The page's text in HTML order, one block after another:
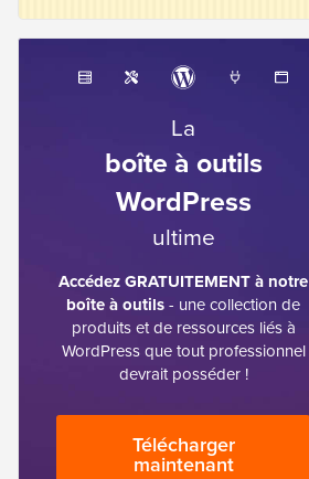
La
boîte à outils
WordPress
ultime
Accédez GRATUITEMENT à notre
boîte à outils- une collection de
produits et de ressources liés à
WordPress que tout professionnel
devrait posséder !
Télécharger
maintenant